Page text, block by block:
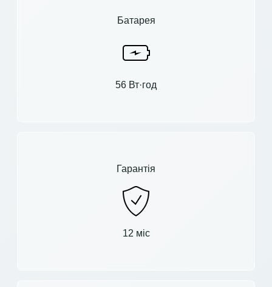
Батарея
56 Вт·год
Гарантія
12 міс